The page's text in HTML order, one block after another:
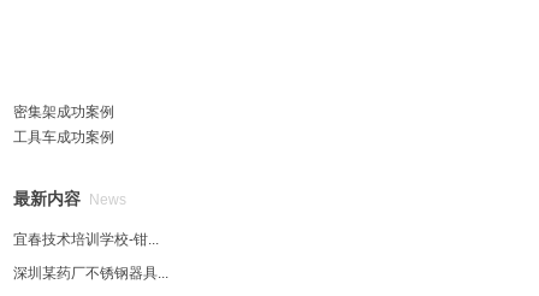
密集架成功案例
工具车成功案例
最新内容 News
宜春技术培训学校-钳...
深圳某药厂不锈钢器具...